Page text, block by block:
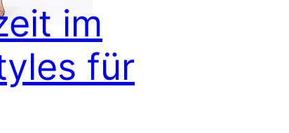
im
für